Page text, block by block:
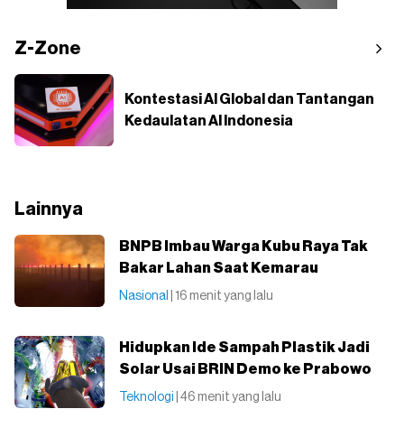
Z-Zone
Kontestasi AI Global dan Tantangan
Kedaulatan AI Indonesia
Lainnya
BNPB Imbau Warga Kubu Raya Tak
Bakar Lahan Saat Kemarau
Nasional | 16 menit yang lalu
Hidupkan Ide Sampah Plastik Jadi
Solar Usai BRIN Demo ke Prabowo
Teknologi | 46 menit yang lalu